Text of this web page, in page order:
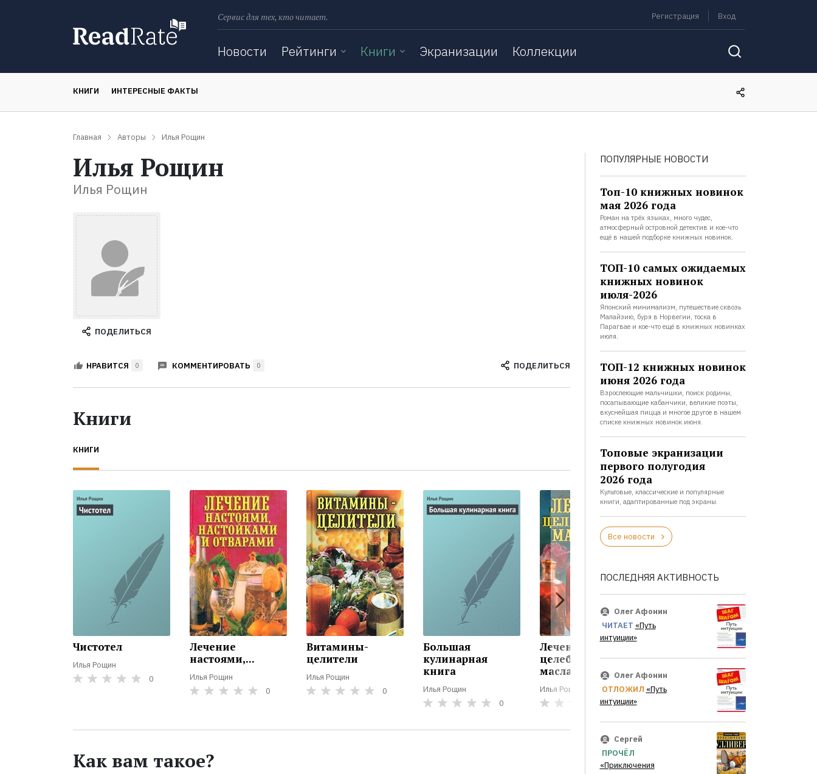
Сервис для тех, кто читает. Регистрация Вход
Новости Рейтинги Книги Экранизации Коллекции
КНИГИ ИНТЕРЕСНЫЕ ФАКТЫ
Главная Авторы Илья Рощин
Илья Рощин
Илья Рощин
ПОДЕЛИТЬСЯ
НРАВИТСЯ 0 КОММЕНТИРОВАТЬ 0 ПОДЕЛИТЬСЯ
Книги
КНИГИ
Чистотел
Илья Рощин
0
Лечение
настоями,...
Илья Рощин
0
Витамины-
целители
Илья Рощин
0
Большая
кулинарная
книга
Илья Рощин
0
Лечение
целебными
маслами
Илья Рощин
0
Лечение луком и
чесноком
Илья Рощин
0
Как вам такое?
ПОПУЛЯРНЫЕ НОВОСТИ
Топ-10 книжных новинок
мая 2026 года
Роман на трёх языках, много чудес,
атмосферный островной детектив и кое-что
ещё в нашей подборке книжных новинок.
ТОП-10 самых ожидаемых
книжных новинок
июля-2026
Японский минимализм, путешествие сквозь
Малайзию, буря в Норвегии, тоска в
Парагвае и кое-что ещё в книжных новинках
июля.
ТОП-12 книжных новинок
июня 2026 года
Взрослеющие мальчишки, поиск родины,
посапывающие кабанчики, великие поэты,
вкуснейшая пицца и многое другое в нашем
списке книжных новинок июня.
Топовые экранизации
первого полугодия
2026 года
Культовые, классические и популярные
книги, адаптированные под экраны.
Все новости
ПОСЛЕДНЯЯ АКТИВНОСТЬ
Олег Афонин
ЧИТАЕТ «Путь
интуиции»
Олег Афонин
ОТЛОЖИЛ «Путь
интуиции»
Сергей
ПРОЧЁЛ
«Приключения